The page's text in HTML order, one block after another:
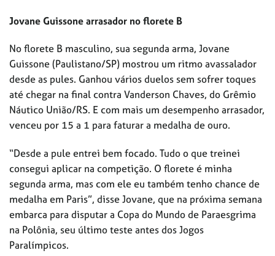
Jovane Guissone arrasador no florete B
No florete B masculino, sua segunda arma, Jovane
Guissone (Paulistano/SP) mostrou um ritmo avassalador
desde as pules. Ganhou vários duelos sem sofrer toques
até chegar na final contra Vanderson Chaves, do Grêmio
Náutico União/RS. E com mais um desempenho arrasador,
venceu por 15 a 1 para faturar a medalha de ouro.
“Desde a pule entrei bem focado. Tudo o que treinei
consegui aplicar na competição. O florete é minha
segunda arma, mas com ele eu também tenho chance de
medalha em Paris”, disse Jovane, que na próxima semana
embarca para disputar a Copa do Mundo de Paraesgrima
na Polônia, seu último teste antes dos Jogos
Paralímpicos.